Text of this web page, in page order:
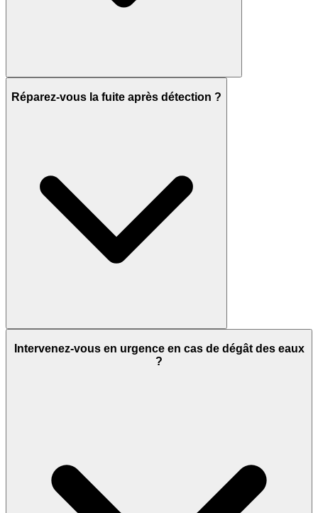
Réparez-vous la fuite après détection ?
Intervenez-vous en urgence en cas de dégât des eaux
?